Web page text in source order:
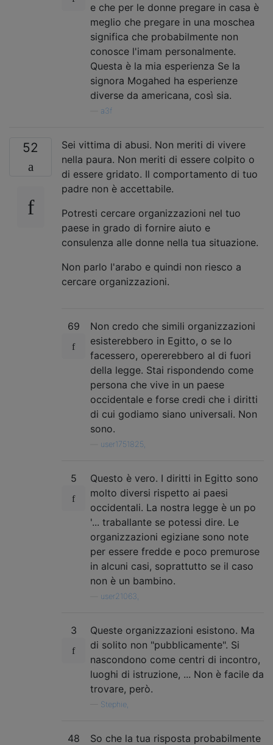
e che per le donne pregare in casa è
meglio che pregare in una moschea
significa che probabilmente non
conosce l'imam personalmente.
Questa è la mia esperienza Se la
signora Mogahed ha esperienze
diverse da americana, così sia.
a3f
52
Sei vittima di abusi. Non meriti di vivere
nella paura. Non meriti di essere colpito o
di essere gridato. Il comportamento di tuo
padre non è accettabile.
Potresti cercare organizzazioni nel tuo
paese in grado di fornire aiuto e
consulenza alle donne nella tua situazione.
Non parlo l'arabo e quindi non riesco a
cercare organizzazioni.
69
Non credo che simili organizzazioni
esisterebbero in Egitto, o se lo
facessero, opererebbero al di fuori
della legge. Stai rispondendo come
persona che vive in un paese
occidentale e forse credi che i diritti
di cui godiamo siano universali. Non
sono.
user1751825,
5
Questo è vero. I diritti in Egitto sono
molto diversi rispetto ai paesi
occidentali. La nostra legge è un po
'... traballante se potessi dire. Le
organizzazioni egiziane sono note
per essere fredde e poco premurose
in alcuni casi, soprattutto se il caso
non è un bambino.
user21063,
3
Queste organizzazioni esistono. Ma
di solito non "pubblicamente". Si
nascondono come centri di incontro,
luoghi di istruzione, ... Non è facile da
trovare, però.
Stephie,
48
So che la tua risposta probabilmente